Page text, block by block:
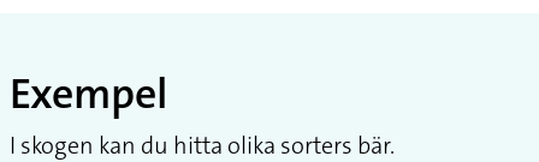
Exempel
I skogen kan du hitta olika sorters bär.